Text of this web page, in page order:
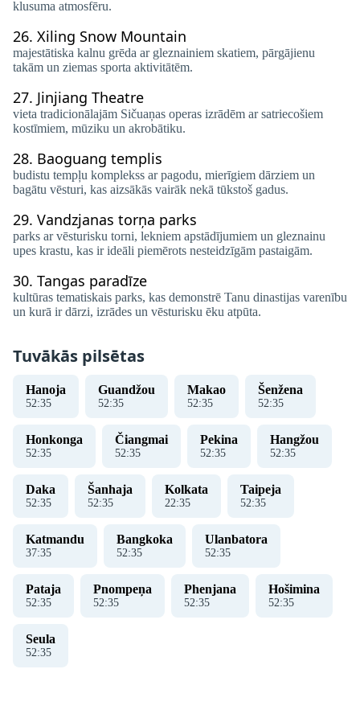
klusuma atmosfēru.
26. Xiling Snow Mountain
majestātiska kalnu grēda ar gleznainiem skatiem, pārgājienu
takām un ziemas sporta aktivitātēm.
27. Jinjiang Theatre
vieta tradicionālajām Sičuaņas operas izrādēm ar satriecošiem
kostīmiem, mūziku un akrobātiku.
28. Baoguang templis
budistu tempļu komplekss ar pagodu, mierīgiem dārziem un
bagātu vēsturi, kas aizsākās vairāk nekā tūkstoš gadus.
29. Vandzjanas torņa parks
parks ar vēsturisku torni, lekniem apstādījumiem un gleznainu
upes krastu, kas ir ideāli piemērots nesteidzīgām pastaigām.
30. Tangas paradīze
kultūras tematiskais parks, kas demonstrē Tanu dinastijas varenību
un kurā ir dārzi, izrādes un vēsturisku ēku atpūta.
Tuvākās pilsētas
Hanoja
52:35
Guandžou
52:35
Makao
52:35
Šenžena
52:35
Honkonga
52:35
Čiangmai
52:35
Pekina
52:35
Hangžou
52:35
Daka
52:35
Šanhaja
52:35
Kolkata
22:35
Taipeja
52:35
Katmandu
37:35
Bangkoka
52:35
Ulanbatora
52:35
Pataja
52:35
Pnompeņa
52:35
Phenjana
52:35
Hošimina
52:35
Seula
52:35